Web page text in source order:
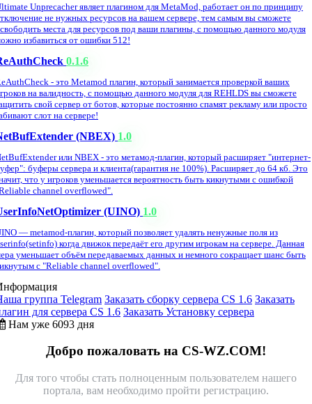
Unprecacher являет плагином для MetaMod, работает он по принципу
не нужных ресурсов на вашем сервере, тем самым вы сможете
места для ресурсов под ваши плагины, с помощью данного модуля
избавиться от ошибки 512!
0.1.6
- это Metamod плагин, который занимается проверкой ваших
на валидность, с помощью данного модуля для REHLDS вы сможете
свой сервер от ботов, которые постоянно спамят рекламу или просто
слот на сервере!
(NBEX) 1.0
или NBEX - это метамод-плагин, который расширяет "интернет-
буферы сервера и клиента(гарантия не 100%). Расширяет до 64 кб. Это
что у игроков уменьшается вероятность быть кикнутыми с ошибкой
channel overflowed".
(UINO) 1.0
— metamod-плагин, который позволяет удалять ненужные поля из
когда движок передаёт его другим игрокам на сервере. Данная
уменьшает объём передаваемых данных и немного сокращает шанс быть
с "Reliable channel overflowed".
группа Telegram Заказать сборку сервера CS 1.6 Заказать
для сервера CS 1.6 Заказать Установку сервера
Нам уже 6093 дня
Добро пожаловать на CS-WZ.COM!
Для того чтобы стать полноценным пользователем нашего
портала, вам необходимо пройти регистрацию.